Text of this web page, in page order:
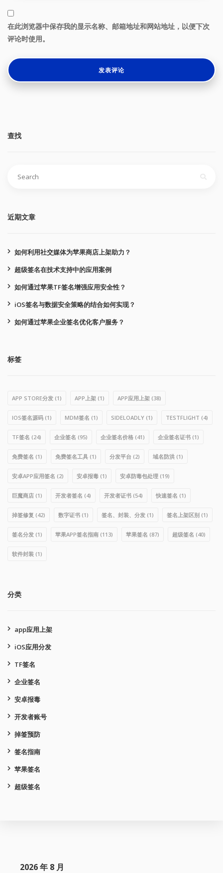
在此浏览器中保存我的显示名称、邮箱地址和网站地址，以便下次
评论时使用。
查找
索：
近期文章
如何利用社交媒体为苹果商店上架助力？
超级签名在技术支持中的应用案例
如何通过苹果TF签名增强应用安全性？
iOS签名与数据安全策略的结合如何实现？
如何通过苹果企业签名优化客户服务？
标签
APP STORE分发 (1) APP上架 (1) APP应用上架 (38)
IOS签名源码 (1) MDM签名 (1) SIDELOADLY (1) TESTFLIGHT (4)
TF签名 (24) 企业签名 (95) 企业签名价格 (41) 企业签名证书 (1)
免费签名 (1) 免费签名工具 (1) 分发平台 (2) 域名防洪 (1)
安卓APP应用签名 (2) 安卓报毒 (1) 安卓防毒包处理 (19)
巨魔商店 (1) 开发者签名 (4) 开发者证书 (54) 快速签名 (1)
掉签修复 (42) 数字证书 (1) 签名、封装、分发 (1) 签名上架区别 (1)
签名分发 (1) 苹果APP签名指南 (113) 苹果签名 (87) 超级签名 (40)
软件封装 (1)
分类
app应用上架
iOS应用分发
TF签名
企业签名
安卓报毒
开发者账号
掉签预防
签名指南
苹果签名
超级签名
2026 年 8 月